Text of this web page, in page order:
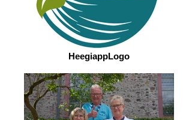
HeegiappLogo